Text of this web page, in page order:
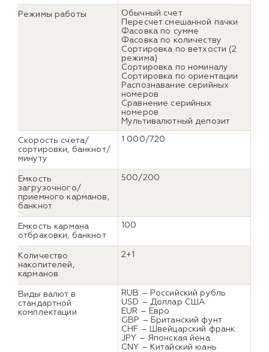
Режимы работы
Обычный счет
Пересчет смешанной пачки
Фасовка по сумме
Фасовка по количеству
Сортировка по ветхости (2
режима)
Сортировка по номиналу
Сортировка по ориентации
Распознавание серийных
номеров
Сравнение серийных
номеров
Мультивалютный депозит
Скорость счета/
сортировки, банкнот/
минуту
1 000/720
Емкость
загрузочного/
приемного карманов,
банкнот
500/200
Емкость кармана
отбраковки, банкнот
100
Количество
накопителей,
карманов
2+1
Виды валют в
стандартной
комплектации
RUB – Российский рубль
USD – Доллар США
EUR – Евро
GBP – Британский фунт
CHF – Швейцарский франк
JPY – Японская йена
CNY – Китайский юань